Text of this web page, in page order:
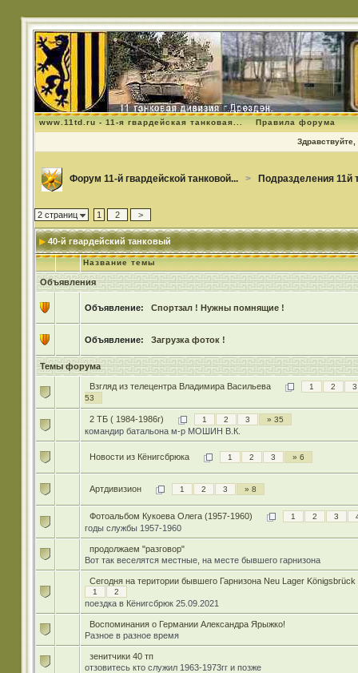
www.11td.ru - 11-я гвардейская танковая... Правила форума
Здравствуйте,
Форум 11-й гвардейской танковой... > Подразделения 11й
2 страниц 1 2 >
40-й гвардейский танковый
Название темы
Объявления
Объявление: Спортзал ! Нужны помнящие !
Объявление: Загрузка фоток !
Темы форума
Взгляд из телецентра Владимира Васильева 1 2
3
53
2 ТБ ( 1984-1986г) 1 2 3 » 35
командир батальона м-р МОШИН В.К.
Новости из Кёнигсбрюка 1 2 3 » 6
Артдивизион 1 2 3 » 8
Фотоальбом Кукоева Олега (1957-1960) 1 2 3
годы службы 1957-1960
продолжаем "разговор"
Вот так веселятся местные, на месте бывшего гарнизона
Сегодня на територии бывшего Гарнизона Neu Lager Königsbrück
1 2
поездка в Кёнигсбрюк 25.09.2021
Воспоминания о Германии Александра Ярыжко!
Разное в разное время
зенитчики 40 тп
отзовитесь кто служил 1963-1973гг и позже